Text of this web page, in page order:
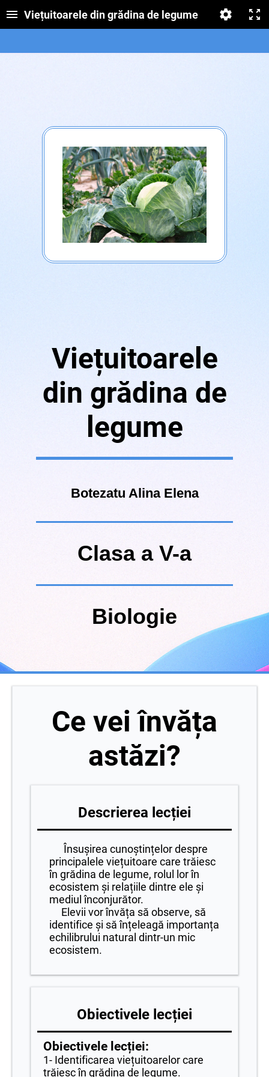
Viețuitoarele din grădina de legume
Viețuitoarele
din grădina de
legume
Botezatu Alina Elena
Clasa a V-a
Biologie
Ce vei învăța
astăzi?
Descrierea lecției
Însușirea cunoștințelor despre
principalele viețuitoare care trăiesc
în grădina de legume, rolul lor în
ecosistem și relațiile dintre ele și
mediul înconjurător.
Elevii vor învăța să observe, să
identifice și să înțeleagă importanța
echilibrului natural dintr-un mic
ecosistem.
Obiectivele lecției
Obiectivele lecției:
1- Identificarea viețuitoarelor care
trăiesc în grădina de legume.